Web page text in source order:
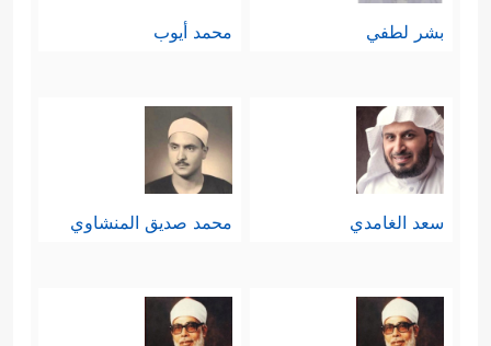
بشر لطفي محمد أيوب
سعد الغامدي محمد صديق المنشاوي